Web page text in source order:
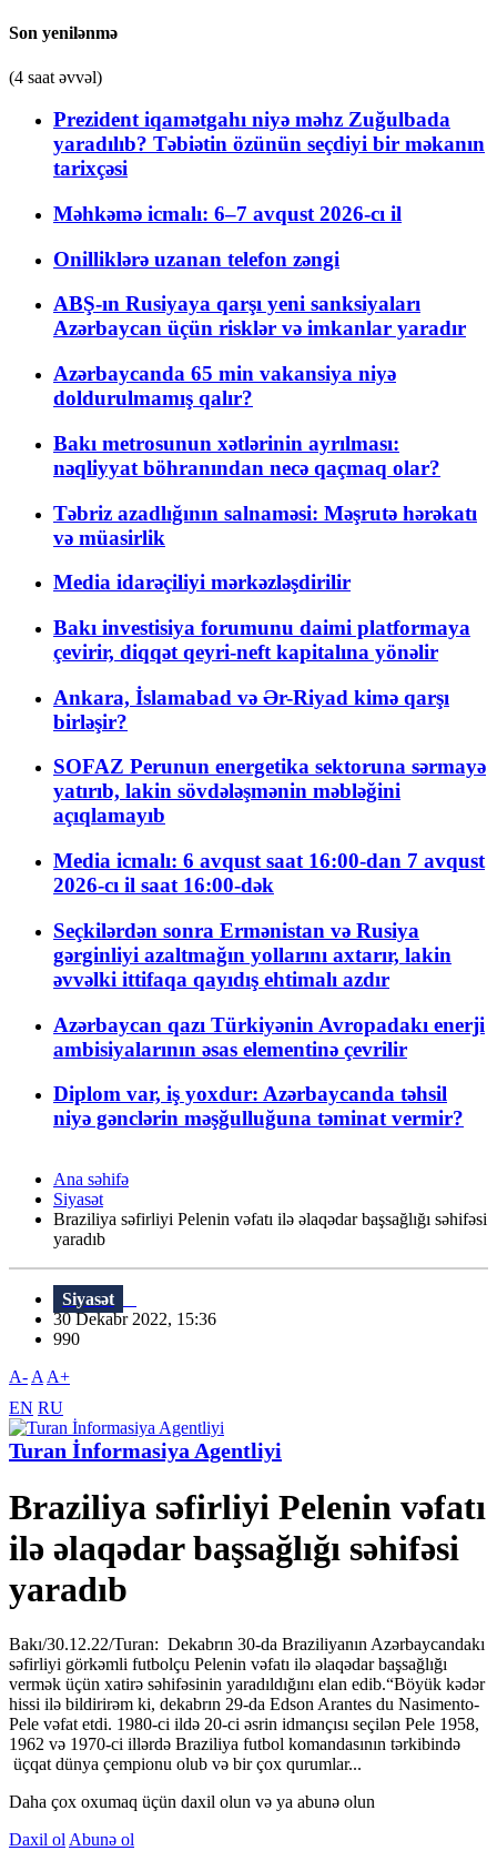
Son yenilənmə
(4 saat əvvəl)
Prezident iqamətgahı niyə məhz Zuğulbada
yaradılıb? Təbiətin özünün seçdiyi bir məkanın
tarixçəsi
Məhkəmə icmalı: 6–7 avqust 2026-cı il
Onilliklərə uzanan telefon zəngi
ABŞ-ın Rusiyaya qarşı yeni sanksiyaları
Azərbaycan üçün risklər və imkanlar yaradır
Azərbaycanda 65 min vakansiya niyə
doldurulmamış qalır?
Bakı metrosunun xətlərinin ayrılması:
nəqliyyat böhranından necə qaçmaq olar?
Təbriz azadlığının salnaməsi: Məşrutə hərəkatı
və müasirlik
Media idarəçiliyi mərkəzləşdirilir
Bakı investisiya forumunu daimi platformaya
çevirir, diqqət qeyri-neft kapitalına yönəlir
Ankara, İslamabad və Ər-Riyad kimə qarşı
birləşir?
SOFAZ Perunun energetika sektoruna sərmayə
yatırıb, lakin sövdələşmənin məbləğini
açıqlamayıb
Media icmalı: 6 avqust saat 16:00-dan 7 avqust
2026-cı il saat 16:00-dək
Seçkilərdən sonra Ermənistan və Rusiya
gərginliyi azaltmağın yollarını axtarır, lakin
əvvəlki ittifaqa qayıdış ehtimalı azdır
Azərbaycan qazı Türkiyənin Avropadakı enerji
ambisiyalarının əsas elementinə çevrilir
Diplom var, iş yoxdur: Azərbaycanda təhsil
niyə gənclərin məşğulluğuna təminat vermir?
Ana səhifə
Siyasət
Braziliya səfirliyi Pelenin vəfatı ilə əlaqədar başsağlığı səhifəsi
yaradıb
Siyasət
30 Dekabr 2022, 15:36
990
A- A A+
EN RU
Turan İnformasiya Agentliyi
Braziliya səfirliyi Pelenin vəfatı
ilə əlaqədar başsağlığı səhifəsi
yaradıb
Bakı/30.12.22/Turan: Dekabrın 30-da Braziliyanın Azərbaycandakı
səfirliyi görkəmli futbolçu Pelenin vəfatı ilə əlaqədar başsağlığı
vermək üçün xatirə səhifəsinin yaradıldığını elan edib.“Böyük kədər
hissi ilə bildirirəm ki, dekabrın 29-da Edson Arantes du Nasimento-
Pele vəfat etdi. 1980-ci ildə 20-ci əsrin idmançısı seçilən Pele 1958,
1962 və 1970-ci illərdə Braziliya futbol komandasının tərkibində
üçqat dünya çempionu olub və bir çox qurumlar...
Daha çox oxumaq üçün daxil olun və ya abunə olun
Daxil ol Abunə ol